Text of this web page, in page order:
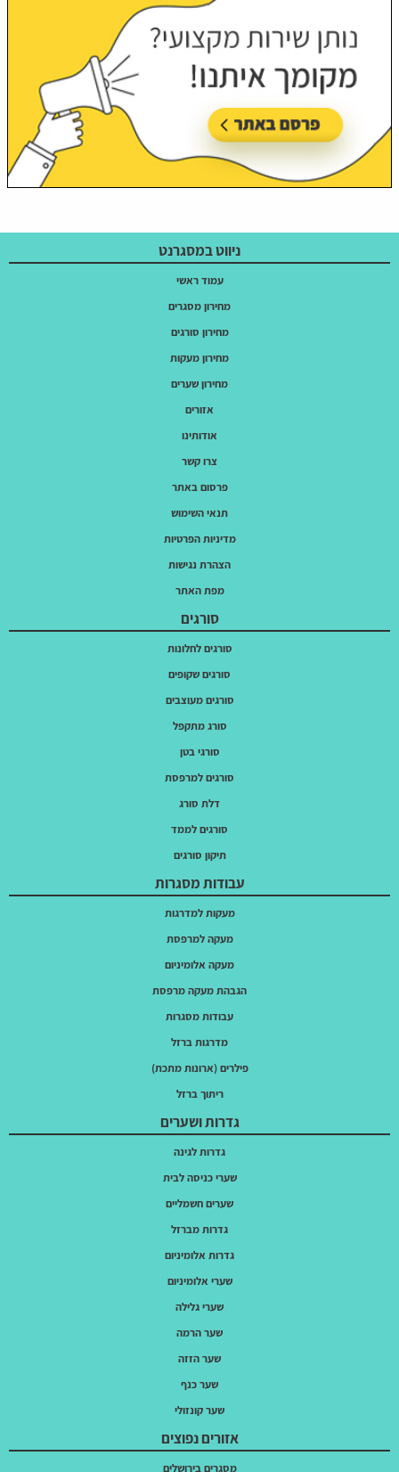
ניווט במסגרנט
עמוד ראשי
מחירון מסגרים
מחירון סורגים
מחירון מעקות
מחירון שערים
אזורים
אודותינו
צרו קשר
פרסום באתר
תנאי השימוש
מדיניות הפרטיות
הצהרת נגישות
מפת האתר
סורגים
סורגים לחלונות
סורגים שקופים
סורגים מעוצבים
סורג מתקפל
סורגי בטן
סורגים למרפסת
דלת סורג
סורגים לממד
תיקון סורגים
עבודות מסגרות
מעקות למדרגות
מעקה למרפסת
מעקה אלומיניום
הגבהת מעקה מרפסת
עבודות מסגרות
מדרגות ברזל
פילרים (ארונות מתכת)
ריתוך ברזל
גדרות ושערים
גדרות לגינה
שערי כניסה לבית
שערים חשמליים
גדרות מברזל
גדרות אלומיניום
שערי אלומיניום
שערי גלילה
שער הרמה
שער הזזה
שער כנף
שער קונזולי
אזורים נפוצים
מסגרים בירושלים